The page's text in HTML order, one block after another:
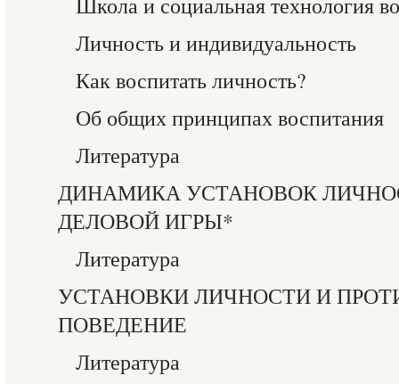
Личность и индивидуальность
Как воспитать личность?
Об общих принципах воспитания
Литература
ДИНАМИКА УСТАНОВОК
ДЕЛОВОЙ ИГРЫ*
Литература
УСТАНОВКИ ЛИЧНОСТИ И
ПОВЕДЕНИЕ
Литература